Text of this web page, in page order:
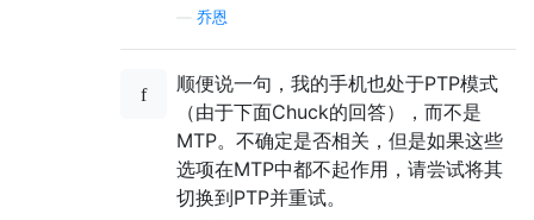
乔恩
顺便说一句，我的手机也处于PTP模式
（由于下面Chuck的回答），而不是
MTP。不确定是否相关，但是如果这些
选项在MTP中都不起作用，请尝试将其
切换到PTP并重试。